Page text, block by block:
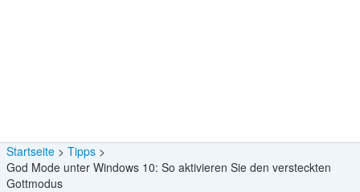
Startseite
Tipps
God Mode unter Windows 10: So aktivieren Sie den versteckten
Gottmodus